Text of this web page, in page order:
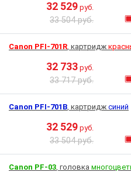
32 529 руб.
33 504 руб.
Canon PFI-701R, картридж
32 733 руб.
33 717 руб.
Canon PFI-701B, картридж синий
32 529 руб.
33 504 руб.
Canon PF-03, головка